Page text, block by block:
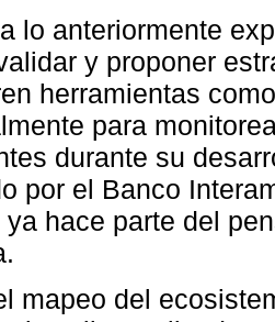
lo anteriormente
y proponer
herramientas
para
durante su
por el Banco
ya hace parte del
mapeo del